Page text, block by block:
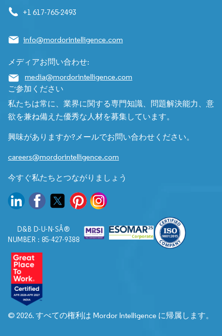
+1 617-765-2493
info@mordorintelligence.com
メディアお問い合わせ:
media@mordorintelligence.com
ご参加ください
私たちは常に、業界に関する専門知識、問題解決能力、意
欲を兼ね備えた優秀な人材を募集しています。
興味がありますか?メールでお問い合わせください。
careers@mordorintelligence.com
今すぐ私たちとつながりましょう
D&B D-U-N-SÂ®
NUMBER : 85-427-9388
© 2026. すべての権利は Mordor Intelligence に帰属します。